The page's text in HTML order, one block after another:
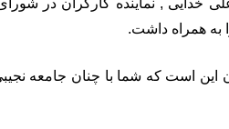
به همراه داشت.
این است که شما با چنان جامعه